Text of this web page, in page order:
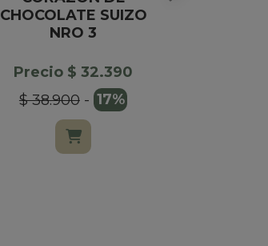
CHOCOLATE SUIZO
NRO 3
Precio $ 32.390
$ 38.900- 17%